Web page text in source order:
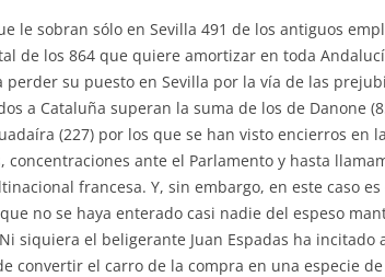
le sobran sólo en Sevilla 491 de los antiguos
de los 864 que quiere amortizar en toda
perder su puesto en Sevilla por la vía de las
a Cataluña superan la suma de los de Danone
(227) por los que se han visto encierros en
concentraciones ante el Parlamento y hasta
francesa. Y, sin embargo, en este caso
no se haya enterado casi nadie del espeso
siquiera el beligerante Juan Espadas ha incitado
convertir el carro de la compra en una especie